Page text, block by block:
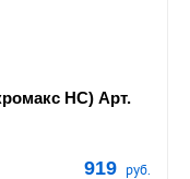
НС) Арт.
919 руб.